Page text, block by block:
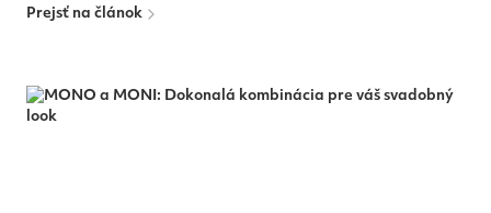
Prejsť na článok